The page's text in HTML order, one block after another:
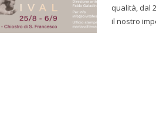
qualità, dal 25
il nostro